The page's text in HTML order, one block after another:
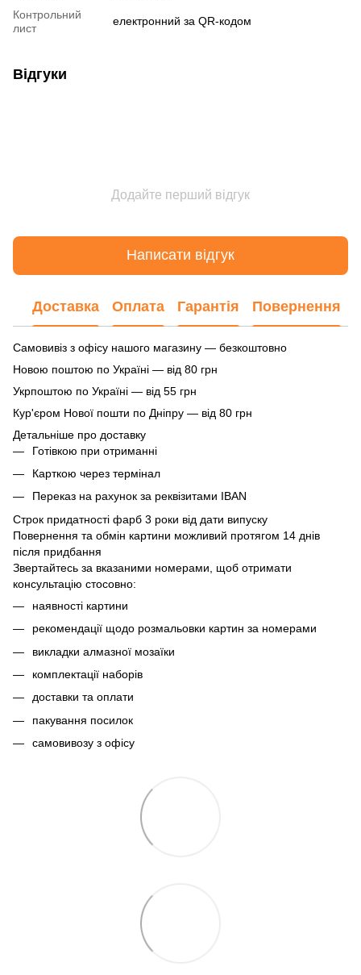
Контрольний
лист
електронний за QR-кодом
Відгуки
Додайте перший відгук
Написати відгук
Доставка Оплата Гарантія Повернення
Самовивіз з офісу нашого магазину — безкоштовно
Новою поштою по Україні — від 80 грн
Укрпоштою по Україні — від 55 грн
Кур'єром Нової пошти по Дніпру — від 80 грн
Детальніше про доставку
Готівкою при отриманні
Карткою через термінал
Переказ на рахунок за реквізитами IBAN
Строк придатності фарб 3 роки від дати випуску
Повернення та обмін картини можливий протягом 14 днів
після придбання
Звертайтесь за вказаними номерами, щоб отримати
консультацію стосовно:
наявності картини
рекомендації щодо розмальовки картин за номерами
викладки алмазної мозаїки
комплектації наборів
доставки та оплати
пакування посилок
самовивозу з офісу